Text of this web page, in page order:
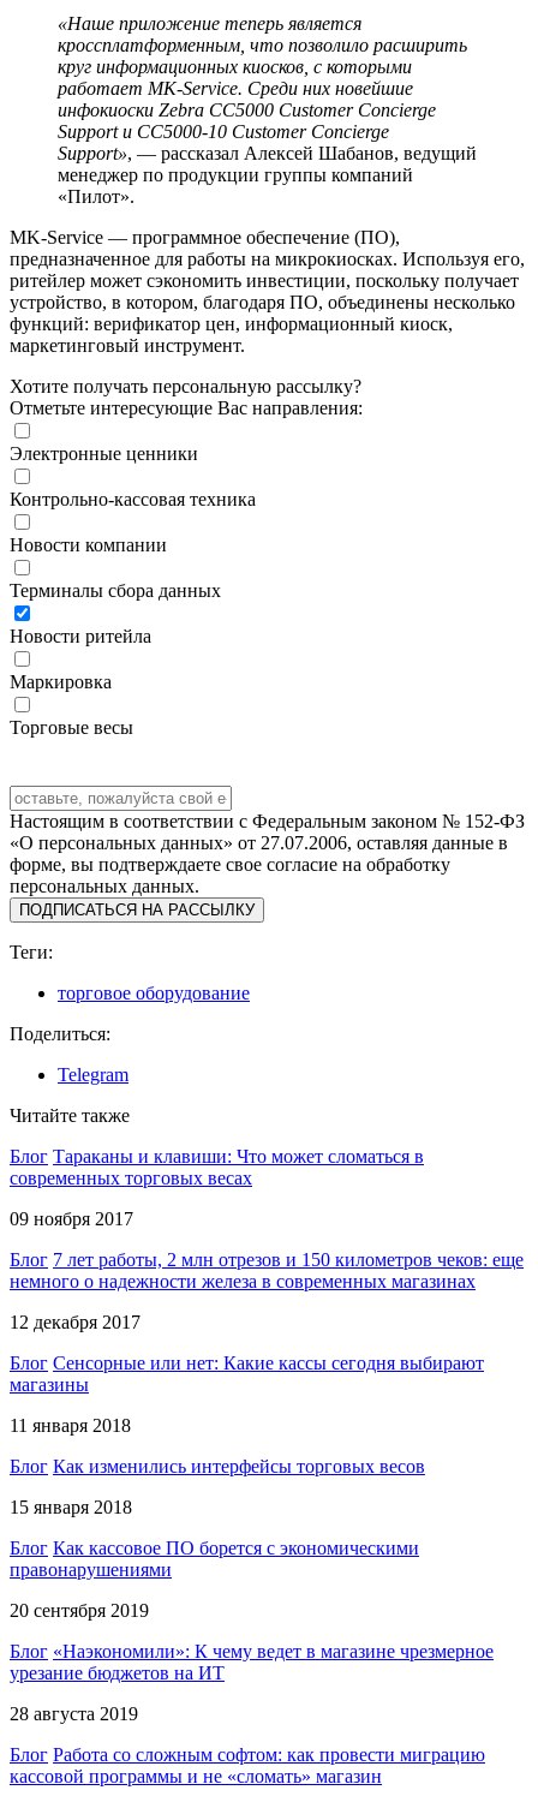
«Наше приложение теперь является
кроссплатформенным, что позволило расширить
круг информационных киосков, с которыми
работает MK-Service. Среди них новейшие
инфокиоски Zebra CC5000 Customer Concierge
Support и CC5000-10 Customer Concierge
Support», — рассказал Алексей Шабанов, ведущий
менеджер по продукции группы компаний
«Пилот».
MK-Service — программное обеспечение (ПО),
предназначенное для работы на микрокиосках. Используя его,
ритейлер может сэкономить инвестиции, поскольку получает
устройство, в котором, благодаря ПО, объединены несколько
функций: верификатор цен, информационный киоск,
маркетинговый инструмент.
Хотите получать персональную рассылку?
Отметьте интересующие Вас направления:
Электронные ценники
Контрольно-кассовая техника
Новости компании
Терминалы сбора данных
Новости ритейла
Маркировка
Торговые весы
Настоящим в соответствии с Федеральным законом № 152-ФЗ
«О персональных данных» от 27.07.2006, оставляя данные в
форме, вы подтверждаете свое согласие на обработку
персональных данных.
ПОДПИСАТЬСЯ НА РАССЫЛКУ
Теги:
торговое оборудование
Поделиться:
Telegram
Читайте также
Блог Тараканы и клавиши: Что может сломаться в
современных торговых весах
09 ноября 2017
Блог 7 лет работы, 2 млн отрезов и 150 километров чеков: еще
немного о надежности железа в современных магазинах
12 декабря 2017
Блог Сенсорные или нет: Какие кассы сегодня выбирают
магазины
11 января 2018
Блог Как изменились интерфейсы торговых весов
15 января 2018
Блог Как кассовое ПО борется с экономическими
правонарушениями
20 сентября 2019
Блог «Наэкономили»: К чему ведет в магазине чрезмерное
урезание бюджетов на ИТ
28 августа 2019
Блог Работа со сложным софтом: как провести миграцию
кассовой программы и не «сломать» магазин